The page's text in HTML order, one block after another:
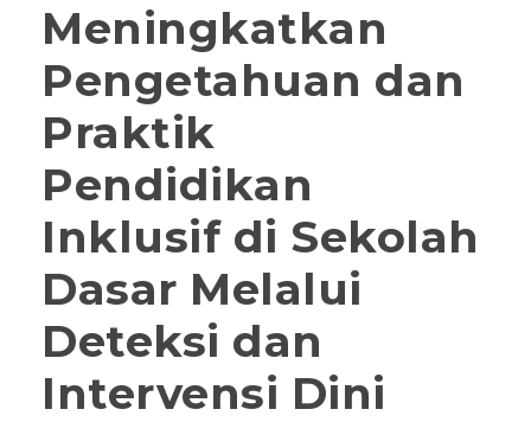
Meningkatkan
Pengetahuan dan
Praktik
Pendidikan
Inklusif di Sekolah
Dasar Melalui
Deteksi dan
Intervensi Dini